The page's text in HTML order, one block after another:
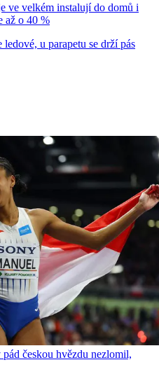
ve velkém instalují do domů i
až o 40 %
u parapetu se drží pás
českou hvězdu nezlomil,